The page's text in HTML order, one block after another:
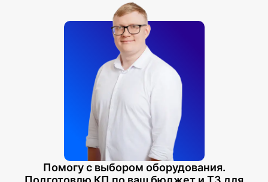
Помогу с выбором оборудования.